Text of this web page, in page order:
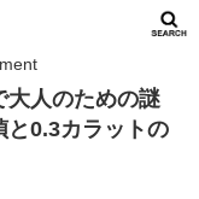
大人のための謎
0.3カラットの